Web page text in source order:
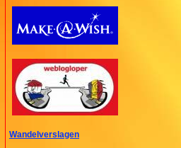
Wandelverslagen